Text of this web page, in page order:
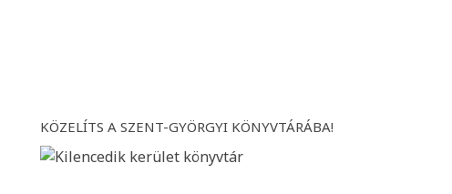
KÖZELÍTS A SZENT-GYÖRGYI KÖNYVTÁRÁBA!